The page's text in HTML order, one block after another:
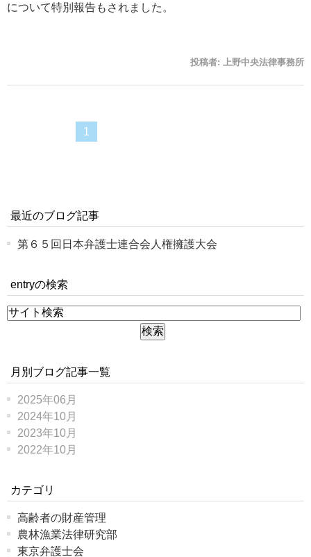
について特別報告もされました。
投稿者: 上野中央法律事務所
1
最近のブログ記事
第６５回日本弁護士連合会人権擁護大会
entryの検索
月別ブログ記事一覧
2025年06月
2024年10月
2023年10月
2022年10月
カテゴリ
高齢者の財産管理
農林漁業法律研究部
東京弁護士会